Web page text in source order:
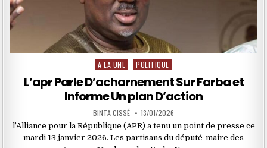
Posted
in
A LA UNE POLITIQUE
L’apr Parle D’acharnement Sur Farba et
Informe Un plan D’action
BINTA CISSÉ 13/01/2026
l’Alliance pour la République (APR) a tenu un point de presse ce
mardi 13 janvier 2026. Les partisans du député-maire des